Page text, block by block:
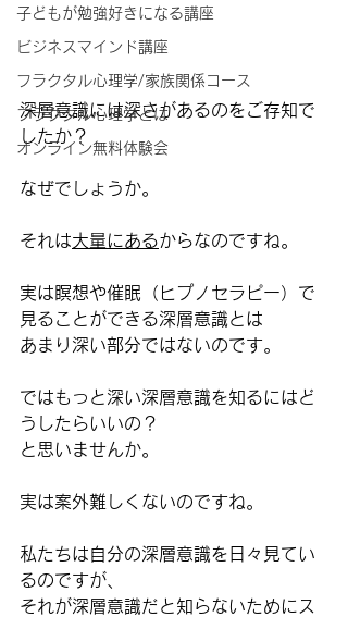
子どもが勉強好きになる講座
ビジネスマインド講座
フラクタル心理学/家族関係コース
フラクタル心理学とは
オンライン無料体験会
深層意識には深さがあるのをご存知で
したか？
なぜでしょうか。
それは大量にあるからなのですね。
実は瞑想や催眠（ヒプノセラピー）で
見ることができる深層意識とは
あまり深い部分ではないのです。
ではもっと深い深層意識を知るにはど
うしたらいいの？
と思いませんか。
実は案外難しくないのですね。
私たちは自分の深層意識を日々見てい
るのですが、
それが深層意識だと知らないためにス